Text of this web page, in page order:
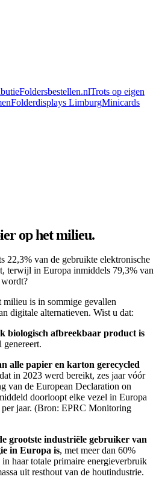
Foldersbestellen.nlTrots op eigen
Folderdisplays LimburgMinicards
ophetmilieu.
22,3% van de gebruikte elektronische
terwijl in Europa inmiddels 79,3% van
is in sommige gevallen
digitale alternatieven. Wist u dat:
biologisch afbreekbaar product is
alle papier en karton gerecycled
in 2023 werd bereikt, zes jaar vóór
van de European Declaration on
doorloopt elke vezel in Europa
jaar. (Bron: EPRC Monitoring
grootste industriële gebruiker van
in Europa is, met meer dan 60%
haar totale primaire energieverbruik
uit resthout van de houtindustrie.